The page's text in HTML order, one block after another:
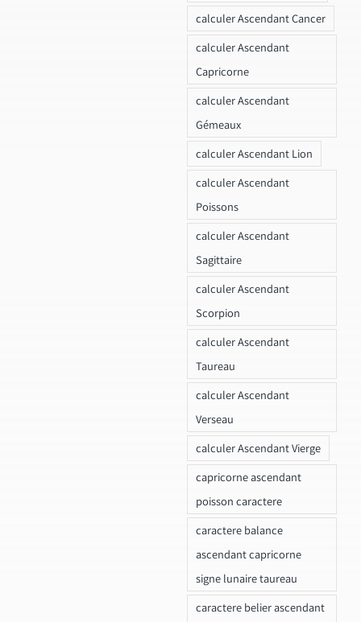
calculer Ascendant Cancer
calculer Ascendant
Capricorne
calculer Ascendant
Gémeaux
calculer Ascendant Lion
calculer Ascendant
Poissons
calculer Ascendant
Sagittaire
calculer Ascendant
Scorpion
calculer Ascendant
Taureau
calculer Ascendant
Verseau
calculer Ascendant Vierge
capricorne ascendant
poisson caractere
caractere balance
ascendant capricorne
signe lunaire taureau
caractere belier ascendant